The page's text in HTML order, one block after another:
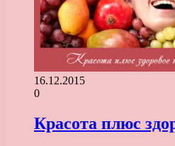
16.12.2015
0
Красота плюс